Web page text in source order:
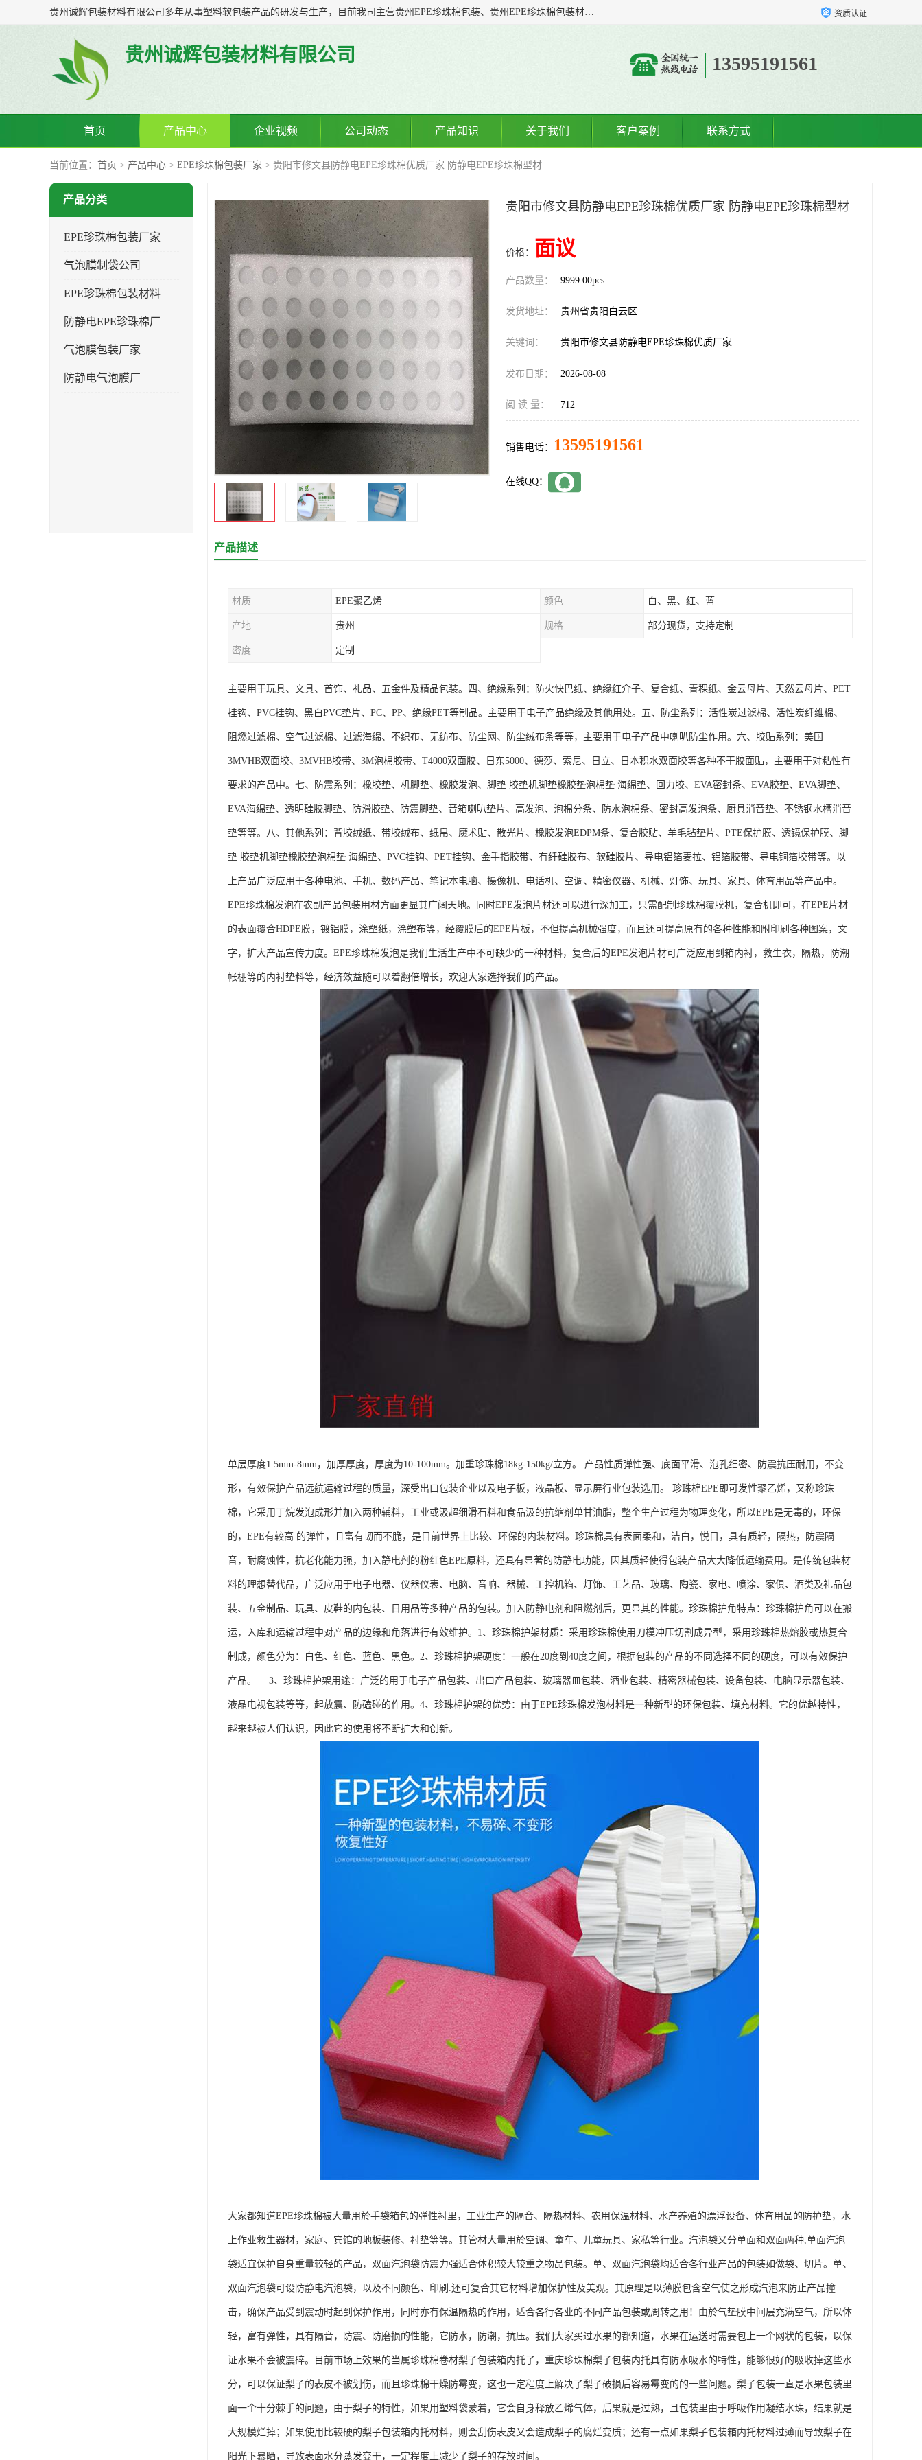
贵州诚辉包装材料有限公司多年从事塑料软包装产品的研发与生产，目前我司主营贵州EPE珍珠棉包装、贵州EPE珍珠棉包装材料、贵州防静电EPE珍珠棉、贵州气泡膜制袋、贵州气泡膜包装、贵州防静电气泡膜等；我司一直以来，凭着“诚信客自来”的精神，力争以全新的体制、先进的管理、科学的技术，不断提升服务，力求与您携手共进、共创佳绩 资质认证
贵州诚辉包装材料有限公司 13595191561
首页 产品中心 企业视频 公司动态 产品知识 关于我们 客户案例 联系方式
当前位置： 首页 > 产品中心 > EPE珍珠棉包装厂家 > 贵阳市修文县防静电EPE珍珠棉优质厂家 防静电EPE珍珠棉型材
产品分类
EPE珍珠棉包装厂家
气泡膜制袋公司
EPE珍珠棉包装材料
防静电EPE珍珠棉厂
气泡膜包装厂家
防静电气泡膜厂
贵阳市修文县防静电EPE珍珠棉优质厂家 防静电EPE珍珠棉型材
价格： 面议
产品数量： 9999.00pcs
发货地址： 贵州省贵阳白云区
关键词： 贵阳市修文县防静电EPE珍珠棉优质厂家
发布日期： 2026-08-08
阅 读 量： 712
销售电话： 13595191561
在线QQ：
产品描述
材质 EPE聚乙烯 颜色 白、黑、红、蓝
产地 贵州 规格 部分现货，支持定制
密度 定制
主要用于玩具、文具、首饰、礼品、五金件及精品包装。四、绝缘系列：防火快巴纸、绝缘红介子、复合纸、青稞纸、金云母片、天然云母片、PET
挂钩、PVC挂钩、黑白PVC垫片、PC、PP、绝缘PET等制品。主要用于电子产品绝缘及其他用处。五、防尘系列：活性炭过滤棉、活性炭纤维棉、
阻燃过滤棉、空气过滤棉、过滤海绵、不织布、无纺布、防尘网、防尘绒布条等等，主要用于电子产品中喇叭防尘作用。六、胶贴系列：美国
3MVHB双面胶、3MVHB胶带、3M泡棉胶带、T4000双面胶、日东5000、德莎、索尼、日立、日本积水双面胶等各种不干胶面贴，主要用于对粘性有
要求的产品中。七、防震系列：橡胶垫、机脚垫、橡胶发泡、脚垫 胶垫机脚垫橡胶垫泡棉垫 海绵垫、回力胶、EVA密封条、EVA胶垫、EVA脚垫、
EVA海绵垫、透明硅胶脚垫、防滑胶垫、防震脚垫、音箱喇叭垫片、高发泡、泡棉分条、防水泡棉条、密封高发泡条、厨具消音垫、不锈钢水槽消音
垫等等。八、其他系列：背胶绒纸、带胶绒布、纸帛、魔术贴、散光片、橡胶发泡EDPM条、复合胶贴、羊毛毡垫片、PTE保护膜、透镜保护膜、脚
垫 胶垫机脚垫橡胶垫泡棉垫 海绵垫、PVC挂钩、PET挂钩、金手指胶带、有纤硅胶布、软硅胶片、导电铝箔麦拉、铝箔胶带、导电铜箔胶带等。以
上产品广泛应用于各种电池、手机、数码产品、笔记本电脑、摄像机、电话机、空调、精密仪器、机械、灯饰、玩具、家具、体育用品等产品中。
EPE珍珠棉发泡在农副产品包装用材方面更显其广阔天地。同时EPE发泡片材还可以进行深加工，只需配制珍珠棉覆膜机，复合机即可，在EPE片材
的表面覆合HDPE膜，镀铝膜，涂塑纸，涂塑布等，经覆膜后的EPE片板，不但提高机械强度，而且还可提高原有的各种性能和附印刷各种图案，文
字，扩大产品宣传力度。EPE珍珠棉发泡是我们生活生产中不可缺少的一种材料，复合后的EPE发泡片材可广泛应用到箱内衬，救生衣，隔热，防潮
帐棚等的内衬垫料等，经济效益随可以着翻倍增长，欢迎大家选择我们的产品。
单层厚度1.5mm-8mm，加厚厚度，厚度为10-100mm。加重珍珠棉18kg-150kg/立方。 产品性质弹性强、底面平滑、泡孔细密、防震抗压耐用，不变
形，有效保护产品远航运输过程的质量，深受出口包装企业以及电子板，液晶板、显示屏行业包装选用。 珍珠棉EPE即可发性聚乙烯，又称珍珠
棉，它采用丁烷发泡成形并加入两种辅料，工业或汲超细滑石料和食品汲的抗缩剂单甘油脂，整个生产过程为物理变化，所以EPE是无毒的，环保
的，EPE有较高 的弹性，且富有韧而不脆，是目前世界上比较、环保的内装材料。珍珠棉具有表面柔和，洁白，悦目，具有质轻，隔热，防震隔
音，耐腐蚀性，抗老化能力强，加入静电剂的粉红色EPE原料，还具有显著的防静电功能，因其质轻使得包装产品大大降低运输费用。是传统包装材
料的理想替代品，广泛应用于电子电器、仪器仪表、电脑、音响、器械、工控机箱、灯饰、工艺品、玻璃、陶瓷、家电、喷涂、家俱、酒类及礼品包
装、五金制品、玩具、皮鞋的内包装、日用品等多种产品的包装。加入防静电剂和阻燃剂后，更显其的性能。珍珠棉护角特点：珍珠棉护角可以在搬
运，入库和运输过程中对产品的边缘和角落进行有效维护。1、珍珠棉护架材质：采用珍珠棉使用刀模冲压切割成异型，采用珍珠棉热熔胶或热复合
制成，颜色分为：白色、红色、蓝色、黑色。2、珍珠棉护架硬度：一般在20度到40度之间，根据包装的产品的不同选择不同的硬度，可以有效保护
产品。 3、珍珠棉护架用途：广泛的用于电子产品包装、出口产品包装、玻璃器皿包装、酒业包装、精密器械包装、设备包装、电脑显示器包装、
液晶电视包装等等，起放震、防磕碰的作用。4、珍珠棉护架的优势：由于EPE珍珠棉发泡材料是一种新型的环保包装、填充材料。它的优越特性，
越来越被人们认识，因此它的使用将不断扩大和创新。
大家都知道EPE珍珠棉被大量用於手袋箱包的弹性衬里，工业生产的隔音、隔热材料、农用保温材料、水产养殖的漂浮设备、体育用品的防护垫，水
上作业救生器材，家庭、宾馆的地板装修、衬垫等等。其管材大量用於空调、童车、儿童玩具、家私等行业。汽泡袋又分单面和双面两种,单面汽泡
袋适宜保护自身重量较轻的产品，双面汽泡袋防震力强适合体积较大较重之物品包装。单、双面汽泡袋均适合各行业产品的包装如做袋、切片。单、
双面汽泡袋可设防静电汽泡袋，以及不同颜色、印刷.还可复合其它材料增加保护性及美观。其原理是以薄膜包含空气使之形成汽泡来防止产品撞
击，确保产品受到震动时起到保护作用，同时亦有保温隔热的作用，适合各行各业的不同产品包装或周转之用！由於气垫膜中间层充满空气，所以体
轻，富有弹性，具有隔音，防震、防磨损的性能，它防水，防潮，抗压。我们大家买过水果的都知道，水果在运送时需要包上一个网状的包装，以保
证水果不会被震碎。目前市场上效果的当属珍珠棉卷材梨子包装箱内托了，重庆珍珠棉梨子包装内托具有防水吸水的特性，能够很好的吸收掉这些水
分，可以保证梨子的表皮不被划伤，而且珍珠棉干燥防霉变，这也一定程度上解决了梨子破损后容易霉变的的一些问题。梨子包装一直是水果包装里
面一个十分棘手的问题，由于梨子的特性，如果用塑料袋蒙着，它会自身释放乙烯气体，后果就是过熟，且包装里由于呼吸作用凝结水珠，结果就是
大规模烂掉；如果使用比较硬的梨子包装箱内托材料，则会刮伤表皮又会造成梨子的腐烂变质；还有一点如果梨子包装箱内托材料过薄而导致梨子在
阳光下暴晒，导致表面水分蒸发变干，一定程度上减少了梨子的存放时间。